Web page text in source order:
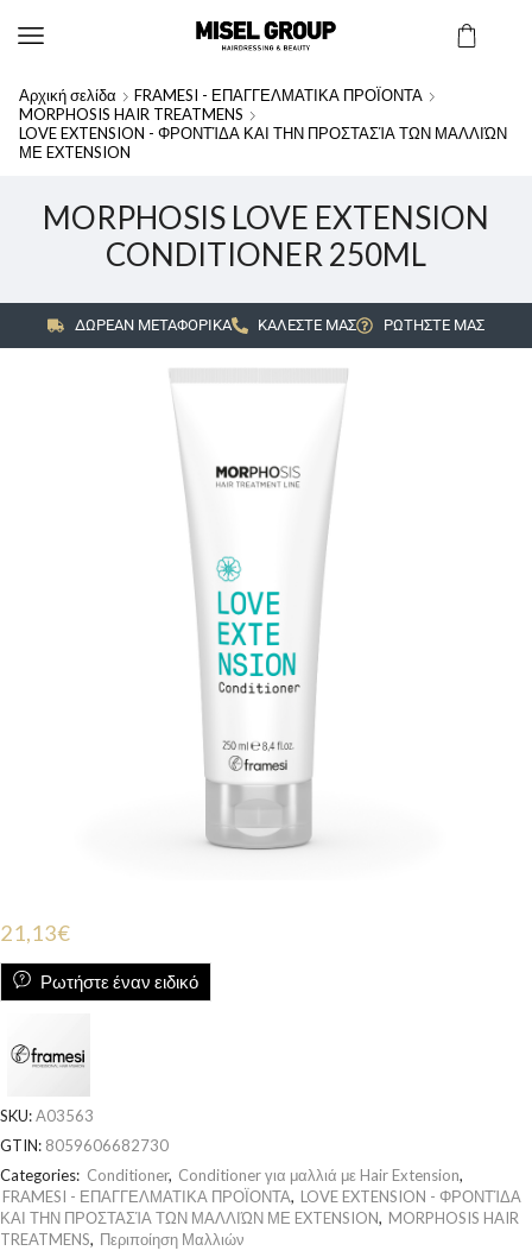
Αρχική σελίδα
FRAMESI - ΕΠΑΓΓΕΛΜΑΤΙΚΑ ΠΡΟΪΟΝΤΑ
MORPHOSIS HAIR TREATMENS
LOVE EXTENSION - ΦΡΟΝΤΊΔΑ ΚΑΙ ΤΗΝ ΠΡΟΣΤΑΣΊΑ ΤΩΝ ΜΑΛΛΙΏΝ
ΜΕ EXTENSION
MORPHOSIS LOVE EXTENSION
CONDITIONER 250ML
ΔΩΡΕΑΝ ΜΕΤΑΦΟΡΙΚΑ ΚΑΛΕΣΤΕ ΜΑΣ ΡΩΤΗΣΤΕ ΜΑΣ
21,13€
Ρωτήστε έναν ειδικό
SKU:A03563
GTIN: 8059606682730
Categories: Conditioner, Conditioner για μαλλιά με Hair Extension,
FRAMESI - ΕΠΑΓΓΕΛΜΑΤΙΚΑ ΠΡΟΪΟΝΤΑ, LOVE EXTENSION - ΦΡΟΝΤΊΔΑ
ΚΑΙ ΤΗΝ ΠΡΟΣΤΑΣΊΑ ΤΩΝ ΜΑΛΛΙΏΝ ΜΕ EXTENSION, MORPHOSIS HAIR
TREATMENS, Περιποίηση Μαλλιών